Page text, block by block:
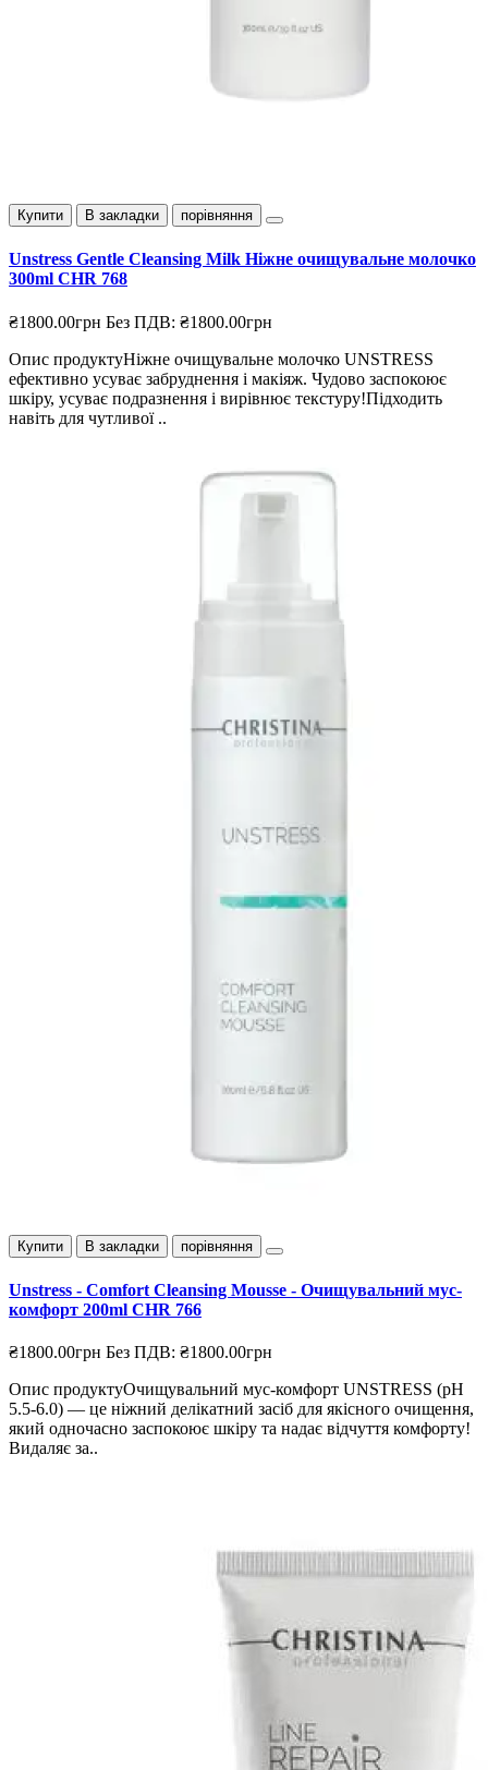
Купити В закладки порівняння
Unstress Gentle Cleansing Milk Ніжне очищувальне молочко
300ml CHR 768
₴1800.00грн Без ПДВ: ₴1800.00грн
Опис продуктуНіжне очищувальне молочко UNSTRESS
ефективно усуває забруднення і макіяж. Чудово заспокоює
шкіру, усуває подразнення і вирівнює текстуру!Підходить
навіть для чутливої ..
Купити В закладки порівняння
Unstress - Comfort Cleansing Mousse - Очищувальний мус-
комфорт 200ml CHR 766
₴1800.00грн Без ПДВ: ₴1800.00грн
Опис продуктуОчищувальний мус-комфорт UNSTRESS (pH
5.5-6.0) — це ніжний делікатний засіб для якісного очищення,
який одночасно заспокоює шкіру та надає відчуття комфорту!
Видаляє за..